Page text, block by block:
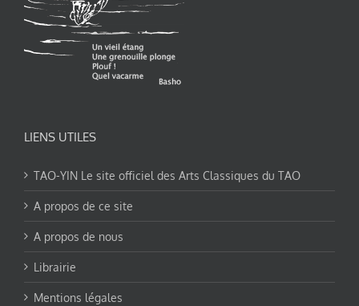
LIENS UTILES
TAO-YIN Le site officiel des Arts Classiques du TAO
A propos de ce site
A propos de nous
Librairie
Mentions légales